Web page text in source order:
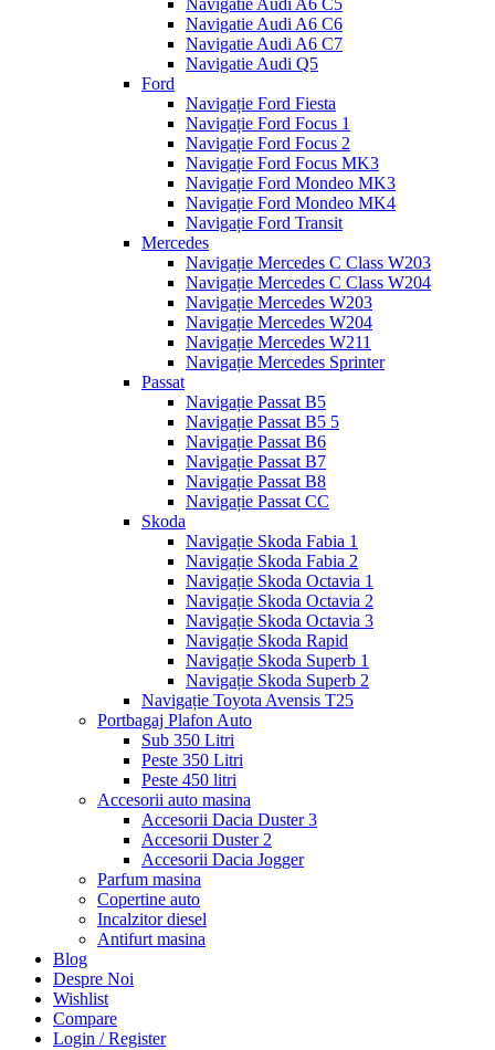
Navigatie Audi A6 C5
Navigatie Audi A6 C6
Navigatie Audi A6 C7
Navigatie Audi Q5
Ford
Navigație Ford Fiesta
Navigație Ford Focus 1
Navigație Ford Focus 2
Navigație Ford Focus MK3
Navigație Ford Mondeo MK3
Navigație Ford Mondeo MK4
Navigație Ford Transit
Mercedes
Navigație Mercedes C Class W203
Navigație Mercedes C Class W204
Navigație Mercedes W203
Navigație Mercedes W204
Navigație Mercedes W211
Navigație Mercedes Sprinter
Passat
Navigație Passat B5
Navigație Passat B5 5
Navigație Passat B6
Navigație Passat B7
Navigație Passat B8
Navigație Passat CC
Skoda
Navigație Skoda Fabia 1
Navigație Skoda Fabia 2
Navigație Skoda Octavia 1
Navigație Skoda Octavia 2
Navigație Skoda Octavia 3
Navigație Skoda Rapid
Navigație Skoda Superb 1
Navigație Skoda Superb 2
Navigație Toyota Avensis T25
Portbagaj Plafon Auto
Sub 350 Litri
Peste 350 Litri
Peste 450 litri
Accesorii auto masina
Accesorii Dacia Duster 3
Accesorii Duster 2
Accesorii Dacia Jogger
Parfum masina
Copertine auto
Incalzitor diesel
Antifurt masina
Blog
Despre Noi
Wishlist
Compare
Login / Register